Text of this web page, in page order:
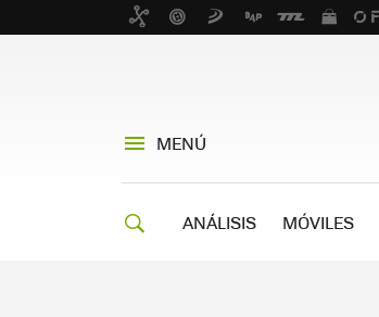
MENÚ
ANÁLISIS MÓVILES